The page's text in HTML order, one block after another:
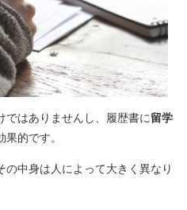
ではありませんし、履歴書に 留学
的です。
の中身は人によって大きく異なり